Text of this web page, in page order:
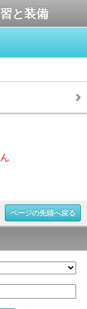
と装備
ページの先頭へ戻る